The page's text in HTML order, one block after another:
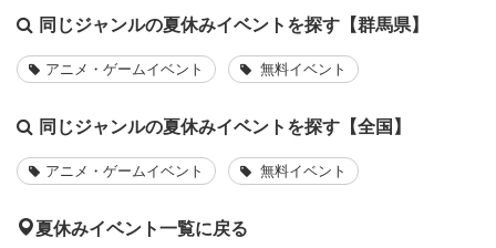
同じジャンルの夏休みイベントを探す【群馬県】
アニメ・ゲームイベント 無料イベント
同じジャンルの夏休みイベントを探す【全国】
アニメ・ゲームイベント 無料イベント
夏休みイベント一覧に戻る